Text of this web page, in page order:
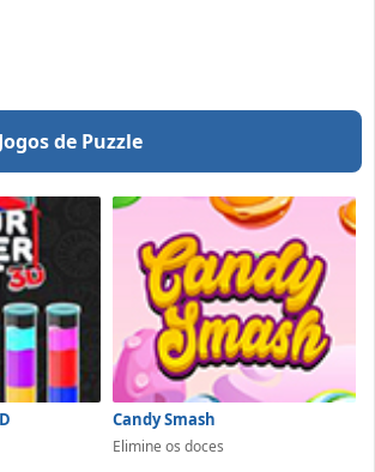
de Puzzle
Candy Smash
Elimine os doces